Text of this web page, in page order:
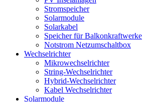
Stromspeicher
Solarmodule
Solarkabel
Speicher für Balkonkraftwerke
Notstrom Netzumschaltbox
Wechselrichter
Mikrowechselrichter
String-Wechselrichter
Hybrid-Wechselrichter
Kabel Wechselrichter
Solarmodule